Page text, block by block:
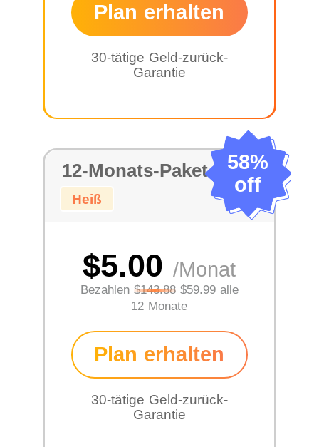
Plan erhalten
30-tätige Geld-zurück-
Garantie
58%
off
12-Monats-Paket
Heiß
$5.00/Monat
Bezahlen $143.88$59.99 alle
12 Monate
Plan erhalten
30-tätige Geld-zurück-
Garantie